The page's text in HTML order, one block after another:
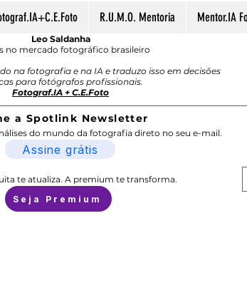
R.U.M.O. Mentoria Mentor.IA
Leo Saldanha
no mercado fotográfico brasileiro
na fotografia e na IA e traduzo isso em decisões
para fotógrafos profissionais.
Fotograf.IA + C.E.Foto
a Spotlink Newsletter
do mundo da fotografia direto no seu e-mail.
Assine grátis
te atualiza. A premium te transforma.
Seja Premium